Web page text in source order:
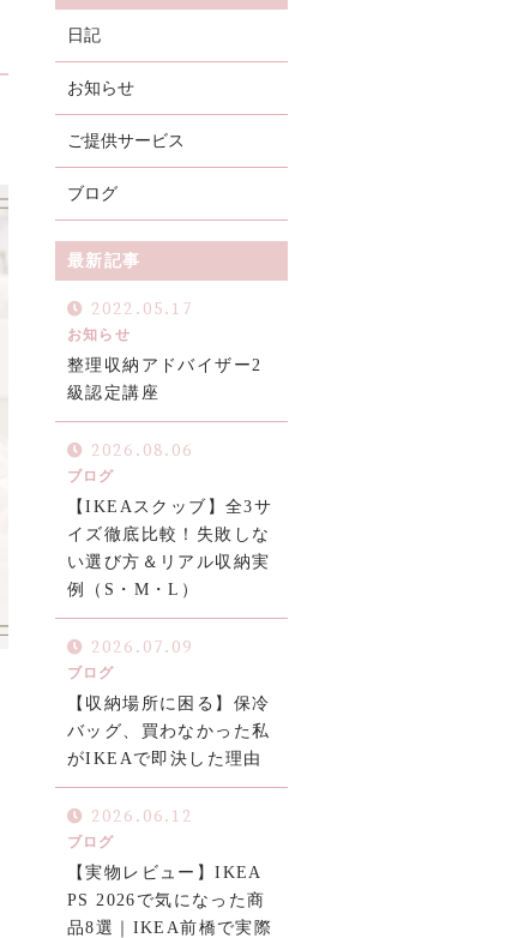
わせフォームよりお願いいたします
日記
お知らせ
ご提供サービス
ブログ
最新記事
2022.05.17
お知らせ
整理収納アドバイザー2
級認定講座
2026.08.06
ブログ
【IKEAスクッブ】全3サ
イズ徹底比較！失敗しな
い選び方＆リアル収納実
例（S・M・L）
2026.07.09
ブログ
【収納場所に困る】保冷
バッグ、買わなかった私
がIKEAで即決した理由
2026.06.12
ブログ
【実物レビュー】IKEA
PS 2026で気になった商
品8選｜IKEA前橋で実際